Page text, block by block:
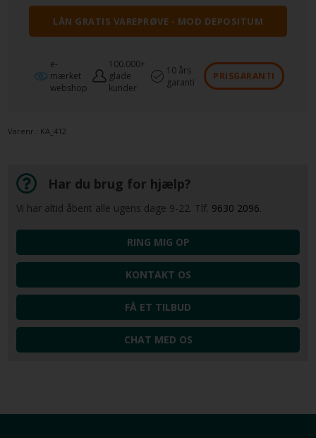
LÅN GRATIS VAREPRØVE - MOD DEPOSITUM
e-
mærket
webshop
100.000+
glade
kunder
10 års
garanti
PRISGARANTI
Varenr.: KA_412
Har du brug for hjælp?
Vi har altid åbent alle ugens dage 9-22. Tlf. 9630 2096.
RING MIG OP
KONTAKT OS
FÅ ET TILBUD
CHAT MED OS